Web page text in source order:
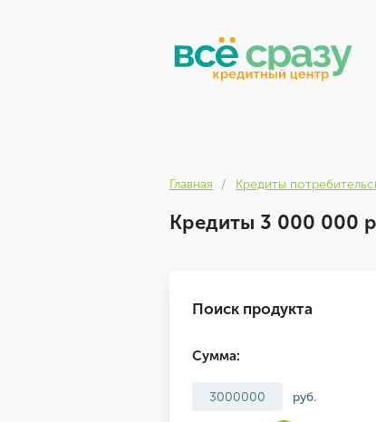
Главная Кредиты
Кредиты 3 000 000
Поиск продукта
Сумма:
руб.